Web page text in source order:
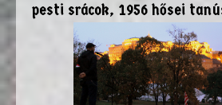
pesti srácok, 1956 hősei